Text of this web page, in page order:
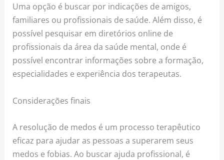
Uma opção é buscar por indicações de amigos,
familiares ou profissionais de saúde. Além disso, é
possível pesquisar em diretórios online de
profissionais da área da saúde mental, onde é
possível encontrar informações sobre a formação,
especialidades e experiência dos terapeutas.
Considerações finais
A resolução de medos é um processo terapêutico
eficaz para ajudar as pessoas a superarem seus
medos e fobias. Ao buscar ajuda profissional, é